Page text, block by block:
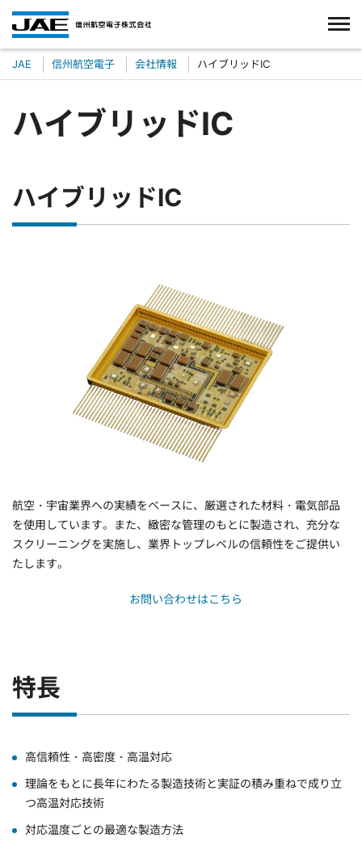
JAE 信州航空電子 会社情報 ハイブリッドIC
ハイブリッドIC
ハイブリッドIC
航空・宇宙業界への実績をベースに、厳選された材料・電気部品
を使用しています。また、緻密な管理のもとに製造され、充分な
スクリーニングを実施し、業界トップレベルの信頼性をご提供い
たします。
お問い合わせはこちら
特長
高信頼性・高密度・高温対応
理論をもとに長年にわたる製造技術と実証の積み重ねで成り立
つ高温対応技術
対応温度ごとの最適な製造方法